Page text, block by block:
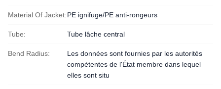
Material Of Jacket:PE ignifuge/PE anti-rongeurs
Tube: Tube lâche central
Bend Radius:
Les données sont fournies par les autorités
compétentes de l'État membre dans lequel
elles sont situ